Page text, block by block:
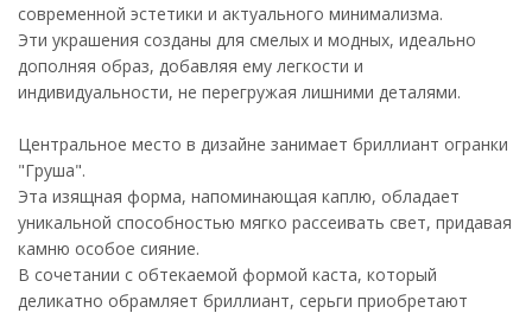
современной эстетики и актуального минимализма.
Эти украшения созданы для смелых и модных, идеально
дополняя образ, добавляя ему легкости и
индивидуальности, не перегружая лишними деталями.
Центральное место в дизайне занимает бриллиант огранки
"Груша".
Эта изящная форма, напоминающая каплю, обладает
уникальной способностью мягко рассеивать свет, придавая
камню особое сияние.
В сочетании с обтекаемой формой каста, который
деликатно обрамляет бриллиант, серьги приобретают